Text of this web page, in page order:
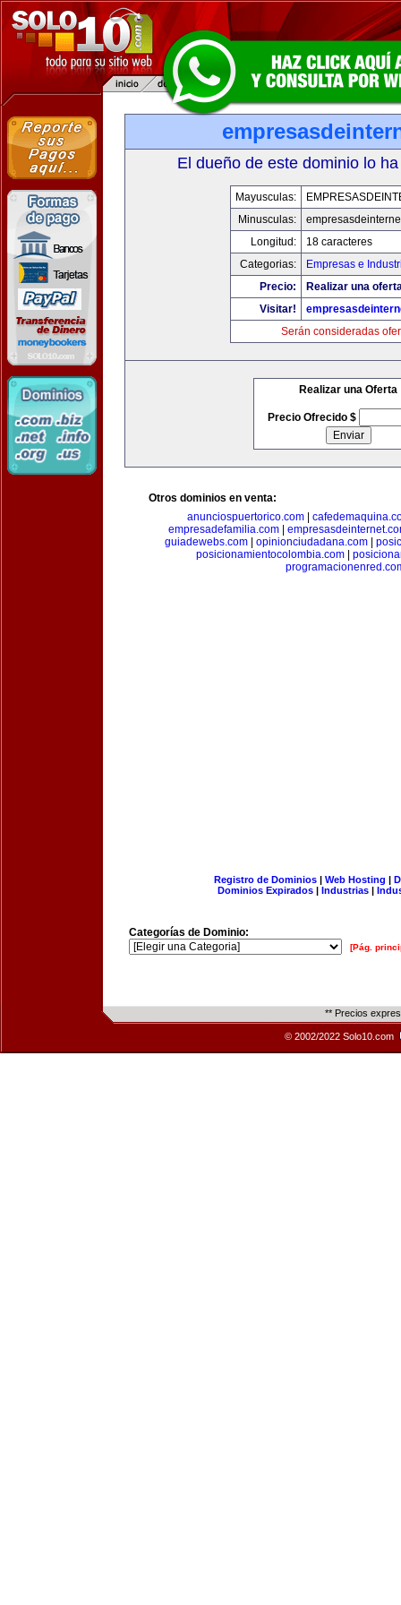
El dueño de este dominio lo
Mayusculas:
Minusculas:
Longitud:
18 caracteres
Categorias:
Empresas e
Precio:
Realizar una
Visitar!
Serán consideradas
Realizar una Oferta
Precio Ofrecido $
Otros dominios en venta:
anunciospuertorico.com|
empresadefamilia.com
guiadewebs.com
opinionciudadana.com
posicionamientocolombia.com|
Registro de Dominios| Web Hosting |
Dominios Expirados | Industrias |
Categorías de Dominio:
[Pág.
** Precios
© 2002/2022 Solo10.com